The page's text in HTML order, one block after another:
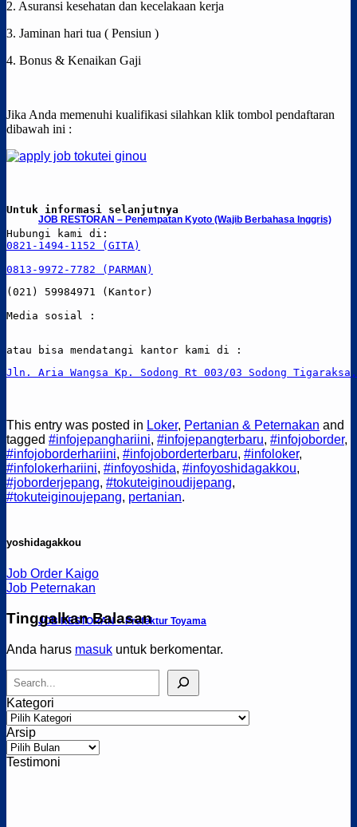
JOB RESTORAN – Penempatan Kyoto (Wajib Berbahasa Inggris)
JOB RESTORAN – Prefektur Toyama
2. Asuransi kesehatan dan kecelakaan kerja
3. Jaminan hari tua ( Pensiun )
4. Bonus & Kenaikan Gaji
Jika Anda memenuhi kualifikasi silahkan klik tombol pendaftaran
dibawah ini :
Untuk informasi selanjutnya
0821-1494-1152 (GITA)
0813-9972-7782 (PARMAN)
(021) 59984971 (Kantor)
atau bisa mendatangi kantor kami di :
Jln. Aria Wangsa Kp. Sodong Rt 003/03 Sodong
This entry was posted in Loker, Pertanian & Peternakan and
tagged #infojepanghariini, #infojepangterbaru, #infojoborder,
#infojoborderhariini, #infojoborderterbaru, #infoloker,
#infolokerhariini, #infoyoshida, #infoyoshidagakkou,
#joborderjepang, #tokuteiginoudijepang,
#tokuteiginoujepang, pertanian.
yoshidagakkou
Job Order Kaigo
Job Peternakan
Tinggalkan Balasan
Anda harus masuk untuk berkomentar.
Cari
Kategori
Kategori
Arsip
Arsip
Testimoni